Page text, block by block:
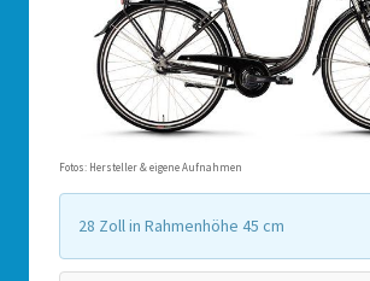
Fotos: Hersteller & eigene Aufnahmen
28 Zoll in Rahmenhöhe 45 cm